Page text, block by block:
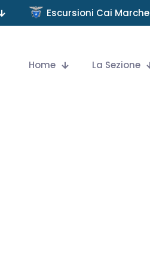
Escursioni Cai Marche
Home La Sezione